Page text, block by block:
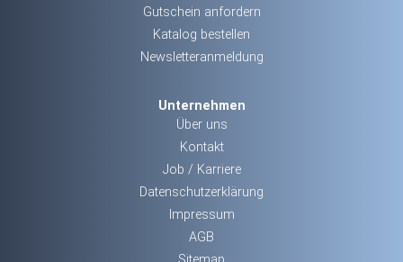
Gutschein anfordern
Katalog bestellen
Newsletteranmeldung
Unternehmen
Über uns
Kontakt
Job / Karriere
Datenschutzerklärung
Impressum
AGB